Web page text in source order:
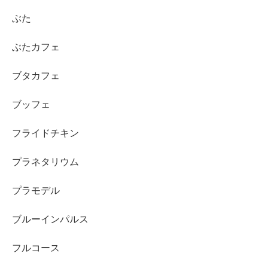
ぶた
ぶたカフェ
ブタカフェ
ブッフェ
フライドチキン
プラネタリウム
プラモデル
ブルーインパルス
フルコース